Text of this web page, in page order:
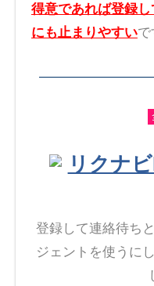
得意であれば登録
にも止まりやすいで
リクナ
登録して連絡待ち
ジェントを使うに